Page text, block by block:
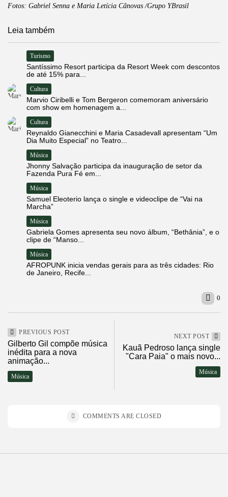
Fotos: Gabriel Senna e Maria Letícia Cânovas /Grupo YBrasil
Leia também
Turismo
Santíssimo Resort participa da Resort Week com descontos
de até 15% para...
Cultura
Marvio Ciribelli e Tom Bergeron comemoram aniversário
com show em homenagem a...
Cultura
Reynaldo Gianecchini e Maria Casadevall apresentam “Um
Dia Muito Especial” no Teatro...
Música
Jhonny Salvação participa da inauguração de setor da
Fazenda Pura Fé em...
Música
Samuel Eleoterio lança o single e videoclipe de “Vai na
Marcha”
Música
Gabriela Gomes apresenta seu novo álbum, “Bethânia”, e o
clipe de “Manso...
Música
AFROPUNK inicia vendas gerais para as três cidades: Rio
de Janeiro, Recife...
0
PREVIOUS POST
Gilberto Gil compõe música
inédita para a nova
animação...
Música
NEXT POST
Kauã Pedroso lança single
"Cara Paia" o mais novo...
Música
COMMENTS ARE CLOSED